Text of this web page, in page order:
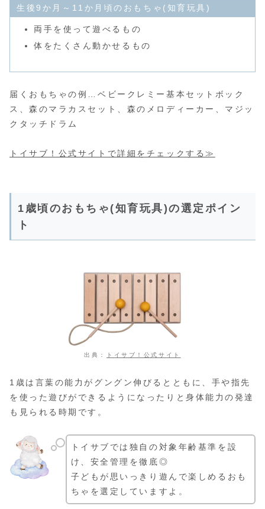
生後9か月～11か月頃のおもちゃ(知育玩具)
両手を使って遊べるもの
体をたくさん動かせるもの
届くおもちゃの例…ベビークレミー基本セットボック
ス、森のマラカスセット、森のメロディーカー、マジッ
クタッチドラム
トイサブ！公式サイトで詳細をチェックする≫
1歳頃のおもちゃ(知育玩具)の選定ポイン
ト
出典： トイサブ！公式サイト
1歳は言葉の能力がグングン伸びるとともに、手や指先
を使った遊びができるようになったりと身体能力の発達
も見られる時期です。
トイサブでは独自の対象年齢基準を設
け、安全管理を徹底◎
子どもが思いっきり遊んで楽しめるおも
ちゃを選定していますよ。